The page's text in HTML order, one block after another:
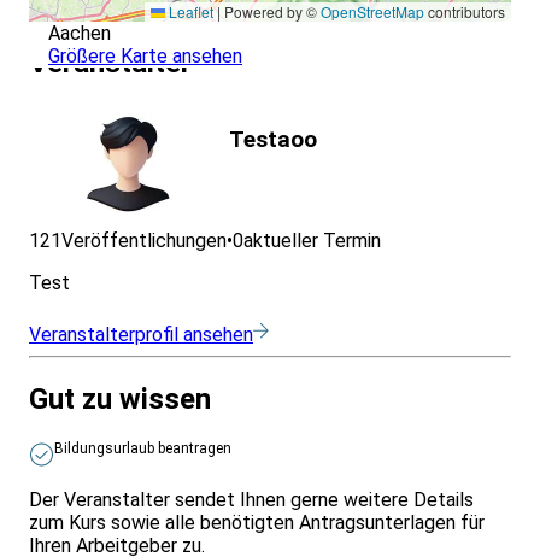
Leaflet| Powered by ©OpenStreetMapcontributors
Aachen
Größere Karte ansehen
Veranstalter
Testaoo
121Veröffentlichungen•0aktueller Termin
Test
Veranstalterprofil ansehen
Gut zu wissen
Bildungsurlaub beantragen
Der Veranstalter sendet Ihnen gerne weitere Details
zum Kurs sowie alle benötigten Antragsunterlagen für
Ihren Arbeitgeber zu.